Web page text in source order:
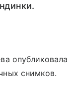
опубликовала
снимков.